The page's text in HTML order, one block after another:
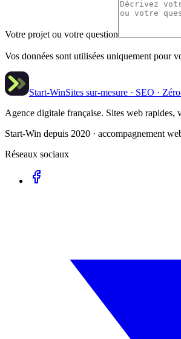
Votre projet ou votre question
Vos données sont utilisées uniquement pour
Start-WinSites sur-mesure · SEO ·
Agence digitale française. Sites web rapides,
Start-Win depuis 2020 · accompagnement
Réseaux sociaux